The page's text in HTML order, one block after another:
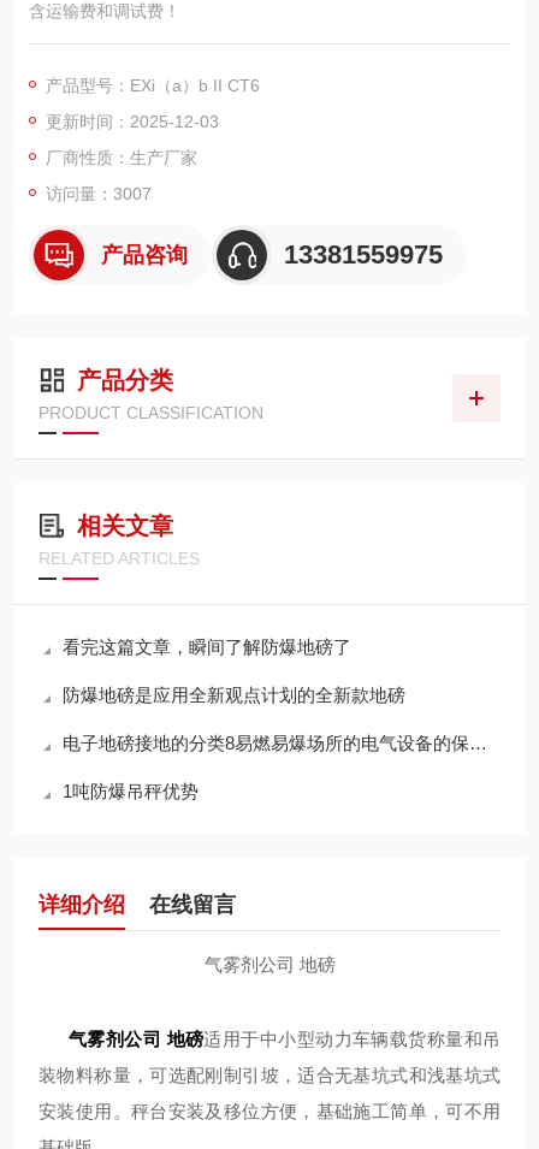
含运输费和调试费！
产品型号：EXi（a）b II CT6
更新时间：2025-12-03
厂商性质：生产厂家
访问量：3007
产品咨询 13381559975
产品分类
PRODUCT CLASSIFICATION
相关文章
RELATED ARTICLES
看完这篇文章，瞬间了解防爆地磅了
防爆地磅是应用全新观点计划的全新款地磅
电子地磅接地的分类8易燃易爆场所的电气设备的保护接地
1吨防爆吊秤优势
详细介绍 在线留言
气雾剂公司 地磅
气雾剂公司 地磅适用于中小型动力车辆载货称量和吊
装物料称量，可选配刚制引坡，适合无基坑式和浅基坑式
安装使用。秤台安装及移位方便，基础施工简单，可不用